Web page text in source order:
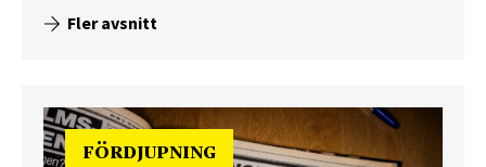
Fler avsnitt
FÖRDJUPNING